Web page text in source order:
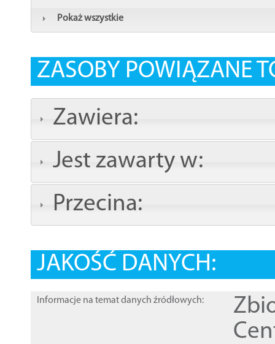
Pokaż wszystkie
ZASOBY POWIĄZANE
Zawiera:
Jest zawarty w:
Przecina:
JAKOŚĆ DANYCH:
Informacje na temat danych źródłowych: